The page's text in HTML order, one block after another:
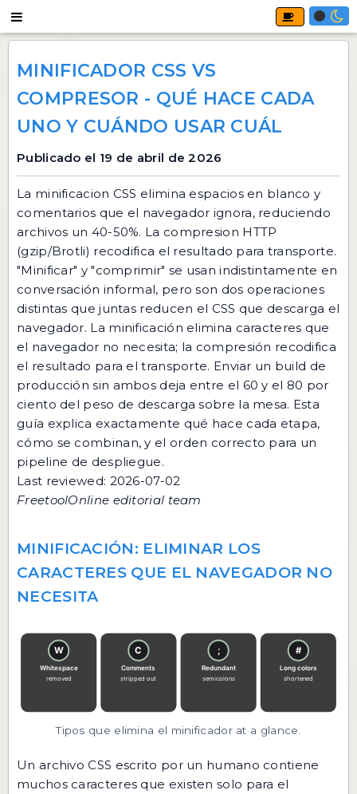
MINIFICADOR CSS VS
COMPRESOR - QUÉ HACE CADA
UNO Y CUÁNDO USAR CUÁL
Publicado el 19 de abril de 2026
La minificacion CSS elimina espacios en blanco y
comentarios que el navegador ignora, reduciendo
archivos un 40-50%. La compresion HTTP
(gzip/Brotli) recodifica el resultado para transporte.
"Minificar" y "comprimir" se usan indistintamente en
conversación informal, pero son dos operaciones
distintas que juntas reducen el CSS que descarga el
navegador. La minificación elimina caracteres que
el navegador no necesita; la compresión recodifica
el resultado para el transporte. Enviar un build de
producción sin ambos deja entre el 60 y el 80 por
ciento del peso de descarga sobre la mesa. Esta
guía explica exactamente qué hace cada etapa,
cómo se combinan, y el orden correcto para un
pipeline de despliegue.
Last reviewed: 2026-07-02
FreetoolOnline editorial team
MINIFICACIÓN: ELIMINAR LOS
CARACTERES QUE EL NAVEGADOR NO
NECESITA
Tipos que elimina el minificador at a glance.
Un archivo CSS escrito por un humano contiene
muchos caracteres que existen solo para el